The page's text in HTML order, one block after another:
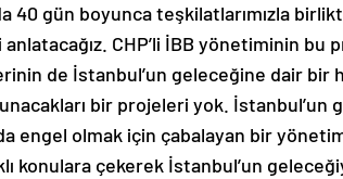
40 gün boyunca teşkilatlarımızla
CHP’li İBB yönetiminin
de İstanbul’un geleceğine dair bir
bir projeleri yok. İstanbul’un
engel olmak için çabalayan bir
konulara çekerek İstanbul’un